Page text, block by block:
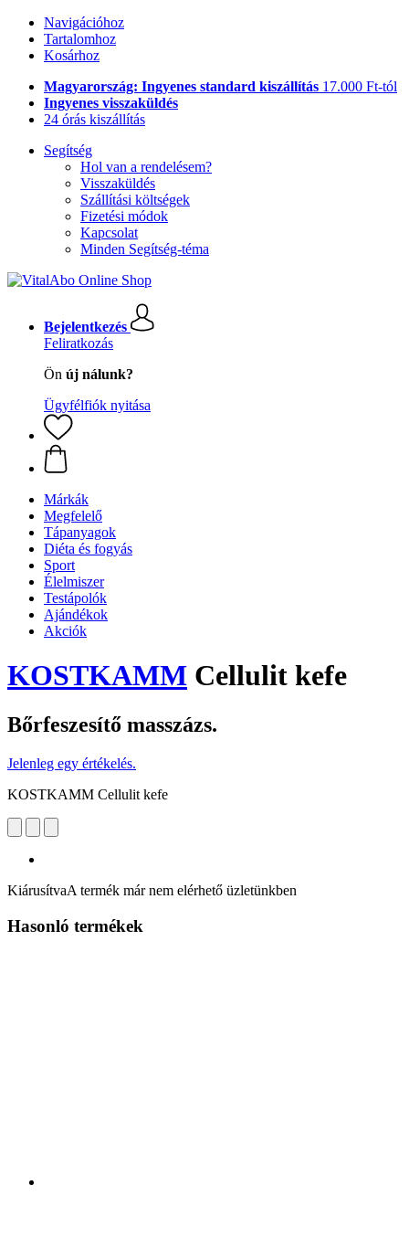
Navigációhoz
Tartalomhoz
Kosárhoz
Magyarország: Ingyenes standard kiszállítás 17.000 Ft-tól
Ingyenes visszaküldés
24 órás kiszállítás
Segítség
Hol van a rendelésem?
Visszaküldés
Szállítási költségek
Fizetési módok
Kapcsolat
Minden Segítség-téma
Bejelentkezés
Feliratkozás
Ön új nálunk?
Ügyfélfiók nyitása
Márkák
Megfelelő
Tápanyagok
Diéta és fogyás
Sport
Élelmiszer
Testápolók
Ajándékok
Akciók
KOSTKAMM Cellulit kefe
Bőrfeszesítő masszázs.
Jelenleg egy értékelés.
KOSTKAMM Cellulit kefe
KiárusítvaA termék már nem elérhető üzletünkben
Hasonló termékek